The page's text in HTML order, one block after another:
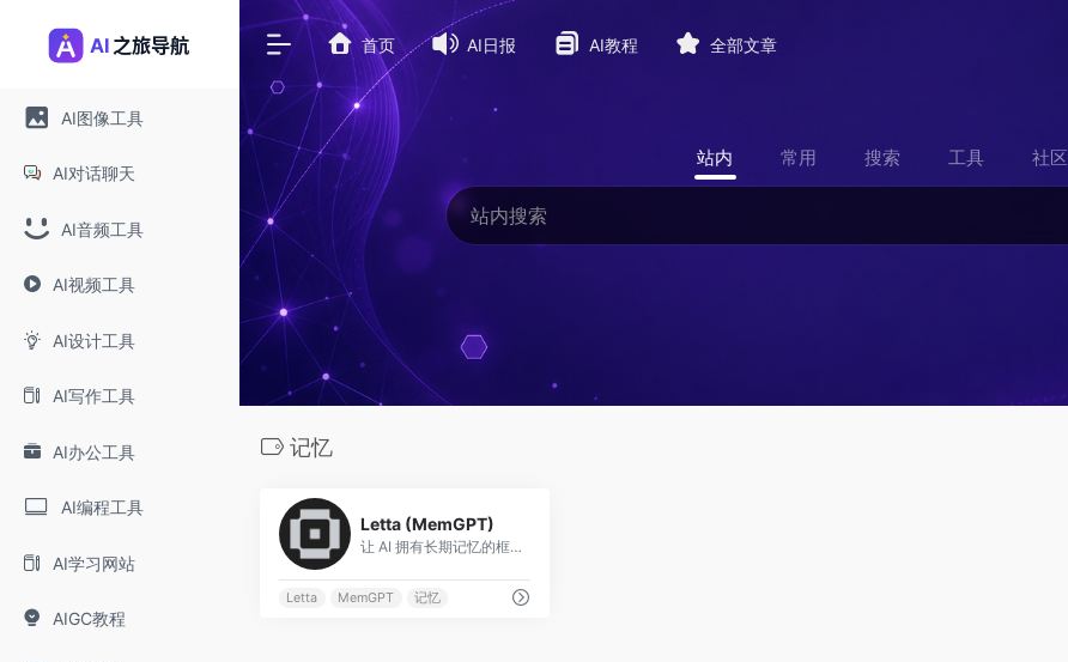
AI图像工具
AI对话聊天
AI音频工具
AI视频工具
AI设计工具
AI写作工具
AI办公工具
AI编程工具
AI学习网站
AIGC教程
首页 AI日报 AI教程 全部文章
站内 常用 搜索 工具 社区
记忆
Letta (MemGPT)
让 AI 拥有长期记忆的框架
Letta MemGPT 记忆